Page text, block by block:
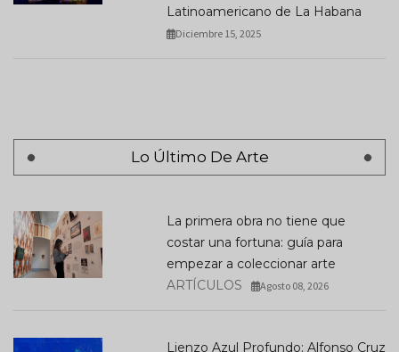
Latinoamericano de La Habana
Diciembre 15, 2025
Lo Último De Arte
La primera obra no tiene que
costar una fortuna: guía para
empezar a coleccionar arte
ARTÍCULOS
Agosto 08, 2026
Lienzo Azul Profundo: Alfonso Cruz